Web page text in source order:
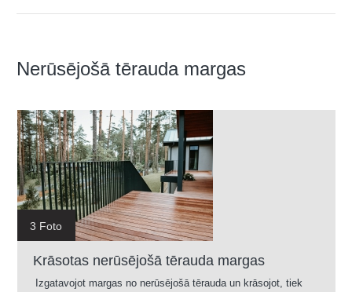
Nerūsējošā tērauda margas
3 Foto
Krāsotas nerūsējošā tērauda margas
Izgatavojot margas no nerūsējošā tērauda un krāsojot, tiek